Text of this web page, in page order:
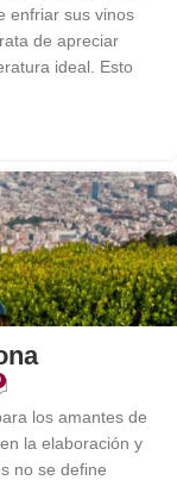
enfriar sus vinos
de apreciar
ideal. Esto
los amantes de
la elaboración y
no se define